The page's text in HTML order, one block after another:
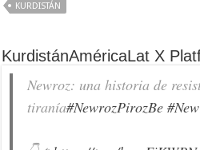
KURDISTÁN
KurdistánAméricaLat X
Newroz: una historia de
tiranía#NewrozPirozBe